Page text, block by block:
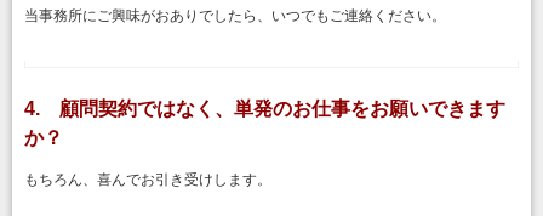
当事務所にご興味がおありでしたら、いつでもご連絡ください。
4. 顧問契約ではなく、単発のお仕事をお願いできます
か？
もちろん、喜んでお引き受けします。